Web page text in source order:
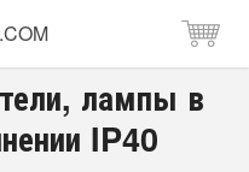
лампы в
IP40